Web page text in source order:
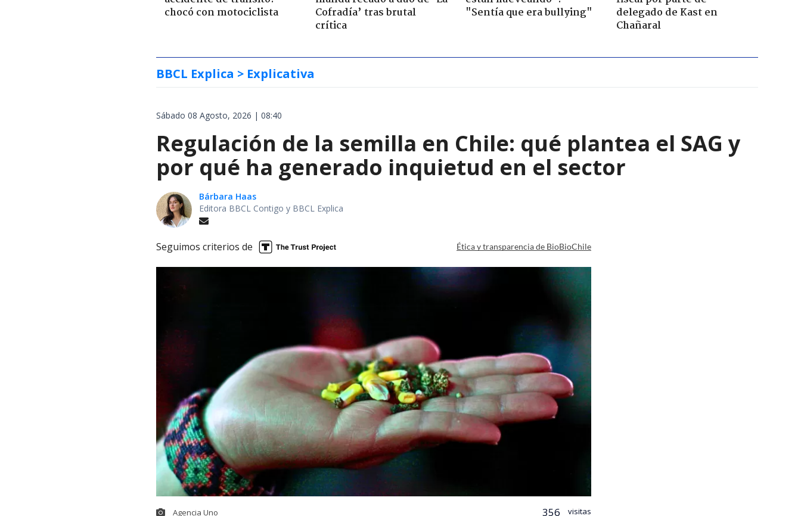
chocó con motociclista
Cofradía’ tras brutal
crítica
"Sentía que era bullying"
delegado de Kast en
Chañaral
BBCL Explica > Explicativa
Sábado 08 Agosto, 2026 | 08:40
Regulación de la semilla en Chile: qué plantea el SAG y
por qué ha generado inquietud en el sector
Bárbara Haas
Editora BBCL Contigo y BBCL Explica
Seguimos criterios de Ética y transparencia de BioBioChile
Agencia Uno 356 visitas